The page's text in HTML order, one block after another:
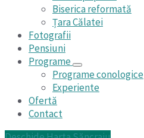
Biserica reformată
Țara Călatei
Fotografii
Pensiuni
Programe
Programe conologice
Experiente
Ofertă
Contact